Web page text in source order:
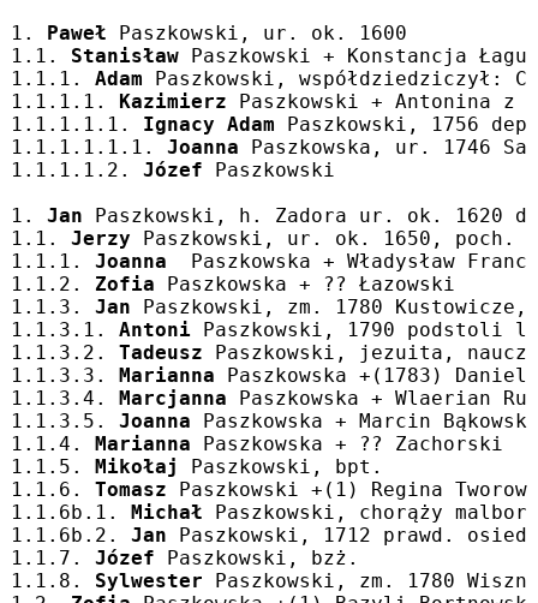
1. Paweł Paszkowski, ur. ok. 1600
1.1. Stanisław Paszkowski + Konstancja
1.1.1. Adam Paszkowski, współdziedziczył:
1.1.1.1. Kazimierz Paszkowski + Antonina z
1.1.1.1.1. Ignacy Adam Paszkowski, 1756
1.1.1.1.1.1. Joanna Paszkowska, ur. 1746
1.1.1.1.2. Józef Paszkowski
1. Jan Paszkowski, h. Zadora ur. ok. 1620
1.1. Jerzy Paszkowski, ur. ok. 1650, poch.
1.1.1. Joanna
Paszkowska + Władysław
1.1.2. Zofia Paszkowska + ?? Łazowski
1.1.3. Jan Paszkowski, zm. 1780
1.1.3.1. Antoni Paszkowski, 1790 podstoli
1.1.3.2. Tadeusz Paszkowski, jezuita,
1.1.3.3. Marianna Paszkowska +(1783)
1.1.3.4. Marcjanna Paszkowska + Wlaerian
1.1.3.5. Joanna Paszkowska + Marcin
1.1.4. Marianna Paszkowska + ?? Zachorski
1.1.5. Mikołaj
Paszkowski, bpt.
1.1.6. Tomasz Paszkowski +(1) Regina
1.1.6b.1. Michał Paszkowski, chorąży
1.1.6b.2. Jan Paszkowski, 1712 prawd.
1.1.7. Józef Paszkowski, bzż.
1.1.8. Sylwester Paszkowski, zm. 1780